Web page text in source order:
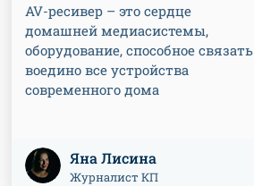
AV-ресивер – это сердце
домашней медиасистемы,
оборудование, способное связать
воедино все устройства
современного дома
Яна Лисина
Журналист КП